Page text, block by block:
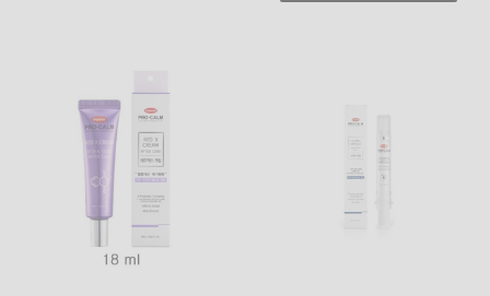
時小心核對品牌及款式。
所有推廣或優惠期內購買的
貨品, 郵費或任何免費贈品,
試用裝禮品和非品質問題的
貨品均不設退換。皮膚容易
敏感的顧客建議在使用產品